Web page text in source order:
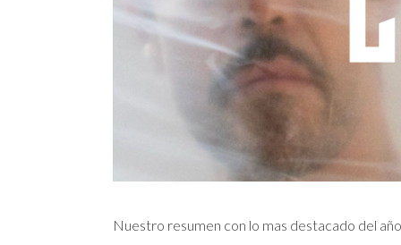
Nuestro resumen con lo mas destacado del año